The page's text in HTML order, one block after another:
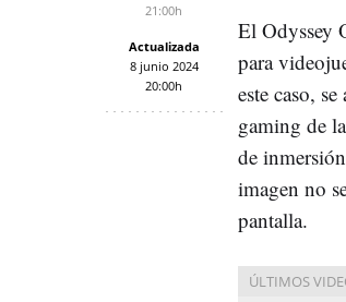
21:00h
Actualizada
8 junio 2024
20:00h
El Odyssey
para
este caso,
gaming de
de
imagen no
pantalla.